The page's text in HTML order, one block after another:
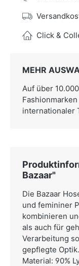
Click &
MEHR
Auf über
internationaler
Bazaar"
Die Bazaar
und femininer
kombinieren
als auch für
Verarbeitung
gepflegte
Material: 90%